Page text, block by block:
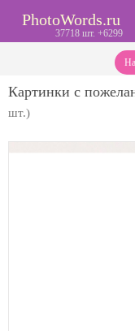
PhotoWords.ru
37718 шт. +6299
Картинки с
шт.)